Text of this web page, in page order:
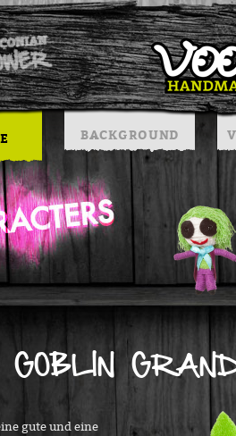
BACKGROUND
GOBLIN
gute und eine